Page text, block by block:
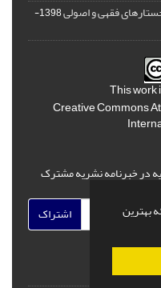
بهترین
فقهی و اصولی
1398-
This work
Creative Commons
در خبرنامه نشریه مشترک
اشتراک